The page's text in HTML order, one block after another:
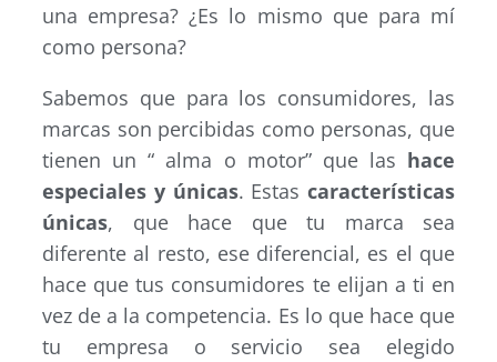
una empresa? ¿Es lo mismo que para mí
como persona?
Sabemos que para los consumidores, las
marcas son percibidas como personas, que
tienen un “ alma o motor” que las hace
especiales y únicas. Estas características
únicas, que hace que tu marca sea
diferente al resto, ese diferencial, es el que
hace que tus consumidores te elijan a ti en
vez de a la competencia. Es lo que hace que
tu empresa o servicio sea elegido